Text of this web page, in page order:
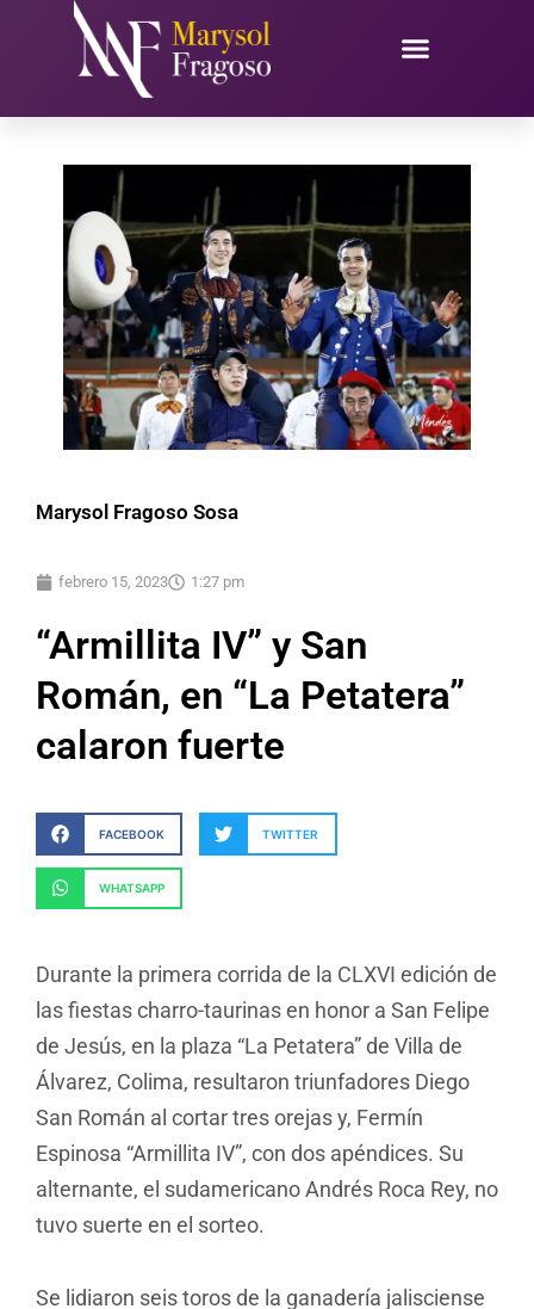
contenido
Marysol Fragoso Sosa
febrero 15, 2023 1:27 pm
“Armillita IV” y San
Román, en “La Petatera”
calaron fuerte
FACEBOOK TWITTER
WHATSAPP
Durante la primera corrida de la CLXVI edición de
las fiestas charro-taurinas en honor a San Felipe
de Jesús, en la plaza “La Petatera” de Villa de
Álvarez, Colima, resultaron triunfadores Diego
San Román al cortar tres orejas y, Fermín
Espinosa “Armillita IV”, con dos apéndices. Su
alternante, el sudamericano Andrés Roca Rey, no
tuvo suerte en el sorteo.
Se lidiaron seis toros de la ganadería jalisciense